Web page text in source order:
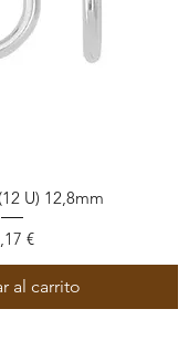
U) 12,8mm
€
al carrito